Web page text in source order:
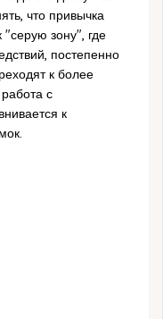
что привычка
"серую зону", где
постепенно
к более
с
к